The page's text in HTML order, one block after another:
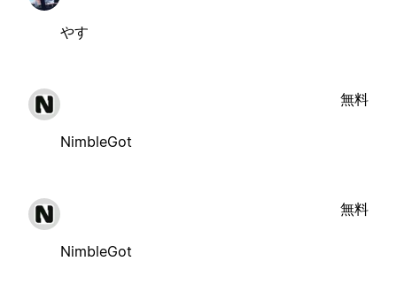
やす
NimbleGot
無料
NimbleGot
無料